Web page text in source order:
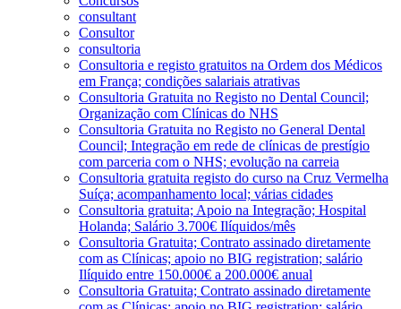
consultant
Consultor
consultoria
Consultoria e registo gratuitos na Ordem dos Médicos
em França; condições salariais atrativas
Consultoria Gratuita no Registo no Dental Council;
Organização com Clínicas do NHS
Consultoria Gratuita no Registo no General Dental
Council; Integração em rede de clínicas de prestígio
com parceria com o NHS; evolução na carreia
Consultoria gratuita registo do curso na Cruz Vermelha
Suíça; acompanhamento local; várias cidades
Consultoria gratuita; Apoio na Integração; Hospital
Holanda; Salário 3.700€ Ilíquidos/mês
Consultoria Gratuita; Contrato assinado diretamente
com as Clínicas; apoio no BIG registration; salário
Ilíquido entre 150.000€ a 200.000€ anual
Consultoria Gratuita; Contrato assinado diretamente